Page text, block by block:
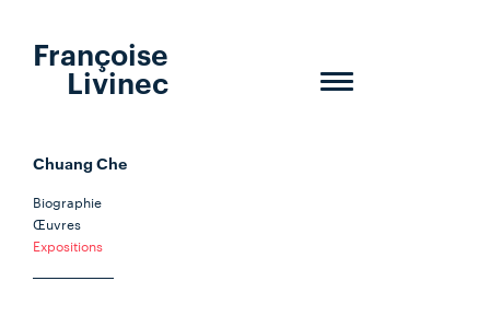
Toggle
Françoise
Livinec
Chuang Che
Biographie
Œuvres
Expositions